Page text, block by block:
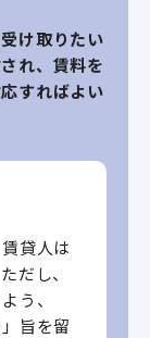
け取りたい
れ、賃料を
すればよい
貸人は
だし、
う、
旨を留